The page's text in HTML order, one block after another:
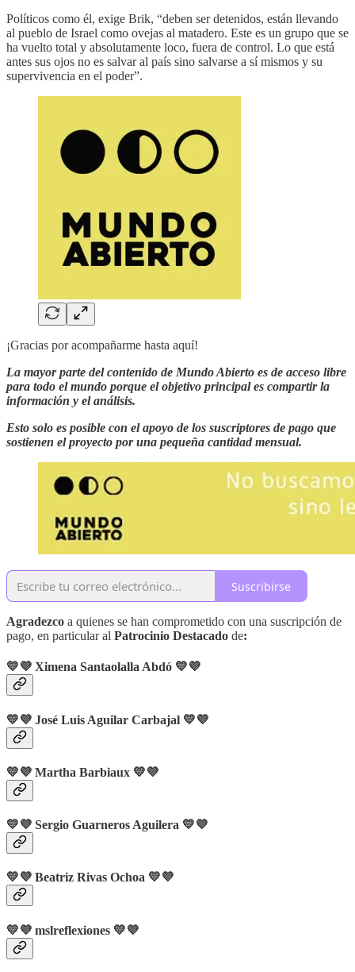
Políticos como él, exige Brik, “deben ser detenidos, están llevando
al pueblo de Israel como ovejas al matadero. Este es un grupo que se
ha vuelto total y absolutamente loco, fuera de control. Lo que está
antes sus ojos no es salvar al país sino salvarse a sí mismos y su
supervivencia en el poder”.
¡Gracias por acompañarme hasta aquí!
La mayor parte del contenido de Mundo Abierto es de acceso libre
para todo el mundo porque el objetivo principal es compartir la
información y el análisis.
Esto solo es posible con el apoyo de los suscriptores de pago que
sostienen el proyecto por una pequeña cantidad mensual.
Suscribirse
Agradezco a quienes se han comprometido con una suscripción de
pago, en particular al Patrocinio Destacado de:
💛💜 Ximena Santaolalla Abdó 💛💜
💛💜 José Luis Aguilar Carbajal 💛💜
💛💜 Martha Barbiaux 💛💜
💛💜 Sergio Guarneros Aguilera 💛💜
💛💜 Beatriz Rivas Ochoa 💛💜
💛💜 mslreflexiones 💛💜